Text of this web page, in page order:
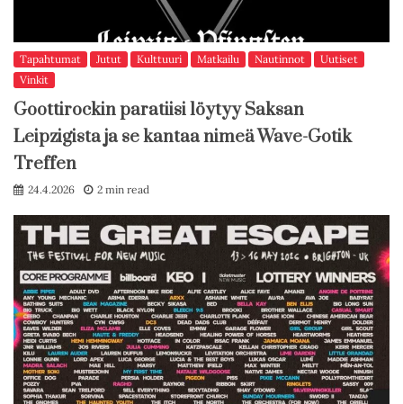
Tapahtumat Jutut Kulttuuri Matkailu Nautinnot
Uutiset
Vinkit
Goottirockin paratiisi löytyy Saksan
Leipzigista ja se kantaa nimeä Wave-Gotik
Treffen
24.4.2026 2 min read